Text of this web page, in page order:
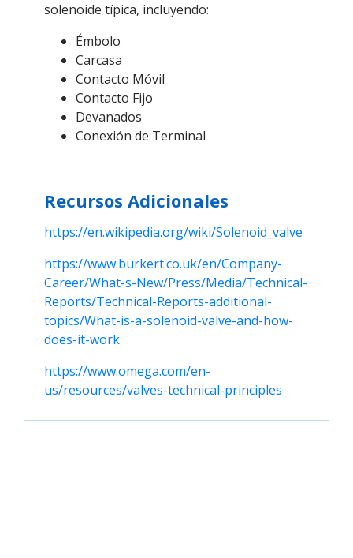
solenoide típica, incluyendo:
Émbolo
Carcasa
Contacto Móvil
Contacto Fijo
Devanados
Conexión de Terminal
Recursos Adicionales
https://en.wikipedia.org/wiki/Solenoid_valve
https://www.burkert.co.uk/en/Company-
Career/What-s-New/Press/Media/Technical-
Reports/Technical-Reports-additional-
topics/What-is-a-solenoid-valve-and-how-
does-it-work
https://www.omega.com/en-
us/resources/valves-technical-principles